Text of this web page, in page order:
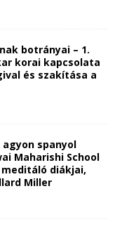
botrányai – 1.
korai kapcsolata
és szakítása a
spanyol
Maharishi School
diákjai,
Miller